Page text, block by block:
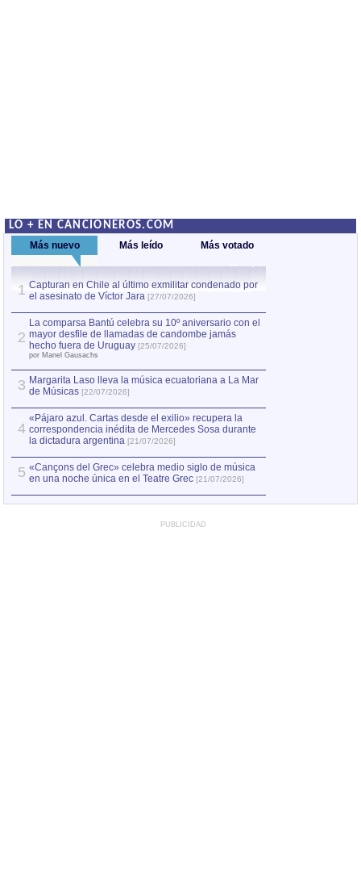
LO + EN CANCIONEROS.COM
Más nuevo Más leído Más votado
1 Capturan en Chile al último exmilitar condenado por
el asesinato de Víctor Jara [27/07/2026]
2
La comparsa Bantú celebra su 10º aniversario con el
mayor desfile de llamadas de candombe jamás
hecho fuera de Uruguay [25/07/2026]
por Manel Gausachs
3 Margarita Laso lleva la música ecuatoriana a La Mar
de Músicas [22/07/2026]
4
«Pájaro azul. Cartas desde el exilio» recupera la
correspondencia inédita de Mercedes Sosa durante
la dictadura argentina [21/07/2026]
5 «Cançons del Grec» celebra medio siglo de música
en una noche única en el Teatre Grec [21/07/2026]
PUBLICIDAD